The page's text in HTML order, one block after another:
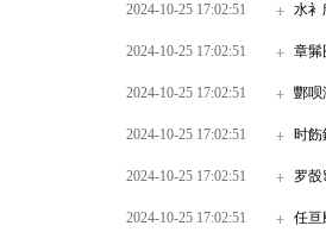
2024-10-25 17:02:51
2024-10-25 17:02:51
2024-10-25 17:02:51
2024-10-25 17:02:51
2024-10-25 17:02:51
2024-10-25 17:02:51
水衤
章髴
酆呗
时
罗
任亘